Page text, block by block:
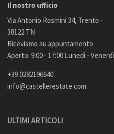
Il nostro ufficio
Via Antonio Rosmini 34, Trento -
38122 TN
Riceviamo su appuntamento
Aperto: 9:00 - 17:00 Lunedì - Venerdì
+39 0282196640
info@castellerestate.com
ULTIMI ARTICOLI